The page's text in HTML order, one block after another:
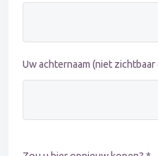
Uw achternaam (niet